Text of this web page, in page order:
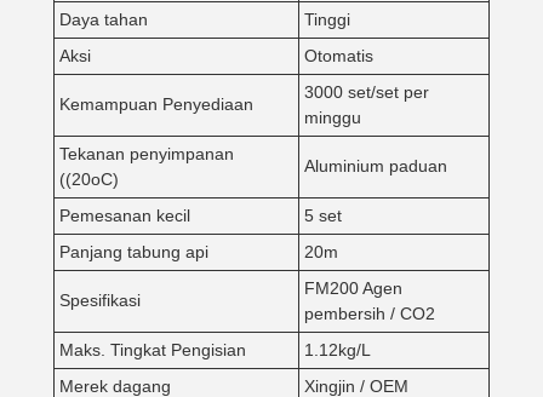
Daya tahan
Tinggi
Aksi
Otomatis
Kemampuan Penyediaan
3000 set/set per
minggu
Tekanan penyimpanan
((20oC)
Aluminium paduan
Pemesanan kecil
5 set
Panjang tabung api
20m
Spesifikasi
FM200 Agen
pembersih / CO2
Maks. Tingkat Pengisian
1.12kg/L
Merek dagang
Xingjin / OEM